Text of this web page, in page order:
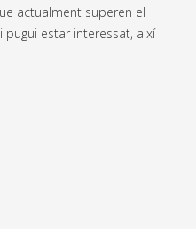
actualment superen el
estar interessat, així